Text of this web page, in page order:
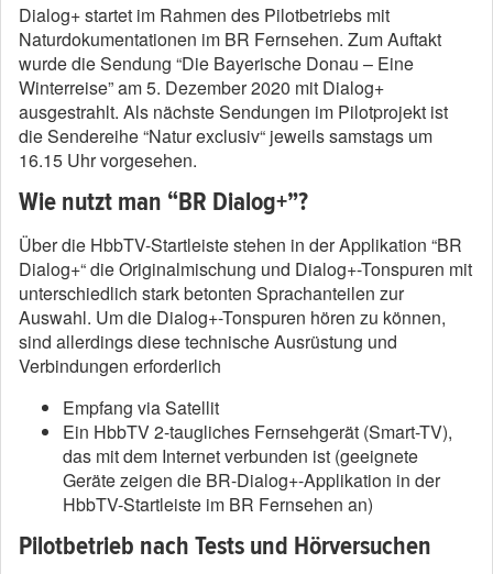
Dialog+ startet im Rahmen des Pilotbetriebs mit
Naturdokumentationen im BR Fernsehen. Zum Auftakt
wurde die Sendung “Die Bayerische Donau – Eine
Winterreise” am 5. Dezember 2020 mit Dialog+
ausgestrahlt. Als nächste Sendungen im Pilotprojekt ist
die Sendereihe “Natur exclusiv“ jeweils samstags um
16.15 Uhr vorgesehen.
Wie nutzt man “BR Dialog+”?
Über die HbbTV-Startleiste stehen in der Applikation “BR
Dialog+“ die Originalmischung und Dialog+-Tonspuren mit
unterschiedlich stark betonten Sprachanteilen zur
Auswahl. Um die Dialog+-Tonspuren hören zu können,
sind allerdings diese technische Ausrüstung und
Verbindungen erforderlich
Empfang via Satellit
Ein HbbTV 2-taugliches Fernsehgerät (Smart-TV),
das mit dem Internet verbunden ist (geeignete
Geräte zeigen die BR-Dialog+-Applikation in der
HbbTV-Startleiste im BR Fernsehen an)
Pilotbetrieb nach Tests und Hörversuchen